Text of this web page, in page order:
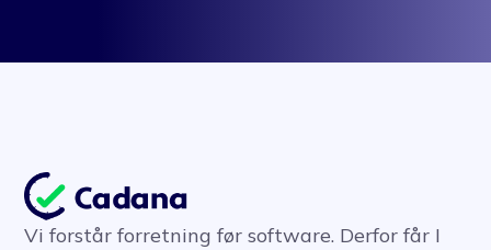
Vi forstår forretning før software. Derfor får I